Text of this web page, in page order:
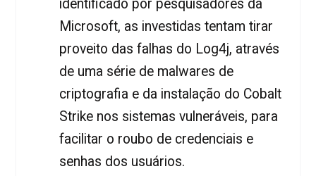
identificado por pesquisadores da
Microsoft, as investidas tentam tirar
proveito das falhas do Log4j, através
de uma série de malwares de
criptografia e da instalação do Cobalt
Strike nos sistemas vulneráveis, para
facilitar o roubo de credenciais e
senhas dos usuários.